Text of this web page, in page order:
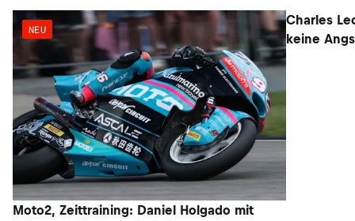
NEU
Moto2, Zeittraining: Daniel Holgado mit